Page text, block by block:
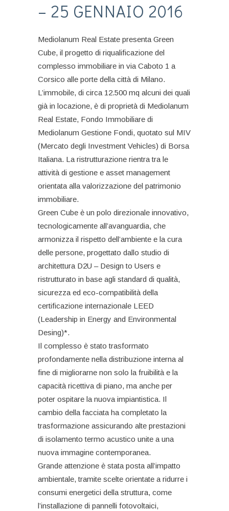
– 25 GENNAIO 2016
Mediolanum Real Estate presenta Green
Cube, il progetto di riqualificazione del
complesso immobiliare in via Caboto 1 a
Corsico alle porte della città di Milano.
L’immobile, di circa 12.500 mq alcuni dei quali
già in locazione, è di proprietà di Mediolanum
Real Estate, Fondo Immobiliare di
Mediolanum Gestione Fondi, quotato sul MIV
(Mercato degli Investment Vehicles) di Borsa
Italiana. La ristrutturazione rientra tra le
attività di gestione e asset management
orientata alla valorizzazione del patrimonio
immobiliare.
Green Cube è un polo direzionale innovativo,
tecnologicamente all’avanguardia, che
armonizza il rispetto dell’ambiente e la cura
delle persone, progettato dallo studio di
architettura D2U – Design to Users e
ristrutturato in base agli standard di qualità,
sicurezza ed eco-compatibilità della
certificazione internazionale LEED
(Leadership in Energy and Environmental
Desing)*.
Il complesso è stato trasformato
profondamente nella distribuzione interna al
fine di migliorarne non solo la fruibilità e la
capacità ricettiva di piano, ma anche per
poter ospitare la nuova impiantistica. Il
cambio della facciata ha completato la
trasformazione assicurando alte prestazioni
di isolamento termo acustico unite a una
nuova immagine contemporanea.
Grande attenzione è stata posta all’impatto
ambientale, tramite scelte orientate a ridurre i
consumi energetici della struttura, come
l’installazione di pannelli fotovoltaici,